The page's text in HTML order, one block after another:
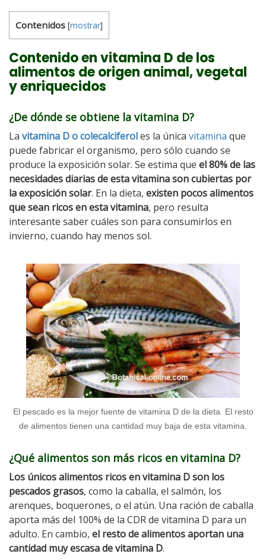
Contenidos [mostrar]
Contenido en vitamina D de los
alimentos de origen animal, vegetal
y enriquecidos
¿De dónde se obtiene la vitamina D?
La vitamina D o colecalciferoles la única vitamina que
puede fabricar el organismo, pero sólo cuando se
produce la exposición solar. Se estima que el 80% de las
necesidades diarias de esta vitamina son cubiertas por
la exposición solar. En la dieta, existen pocos alimentos
que sean ricos en esta vitamina, pero resulta
interesante saber cuáles son para consumirlos en
invierno, cuando hay menos sol.
El pescado es la mejor fuente de vitamina D de la dieta. El resto
de alimentos tienen una cantidad muy baja de esta vitamina.
¿Qué alimentos son más ricos en vitamina D?
Los únicos alimentos ricos en vitamina D son los
pescados grasos, como la caballa, el salmón, los
arenques, boquerones, o el atún. Una ración de caballa
aporta más del 100% de la CDR de vitamina D para un
adulto. En cambio, el resto de alimentos aportan una
cantidad muy escasa de vitamina D.